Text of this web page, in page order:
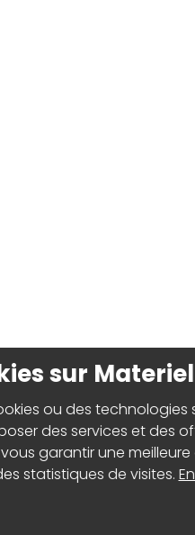
sur
ou des technologies
des services et des
garantir une
statistiques de visites.